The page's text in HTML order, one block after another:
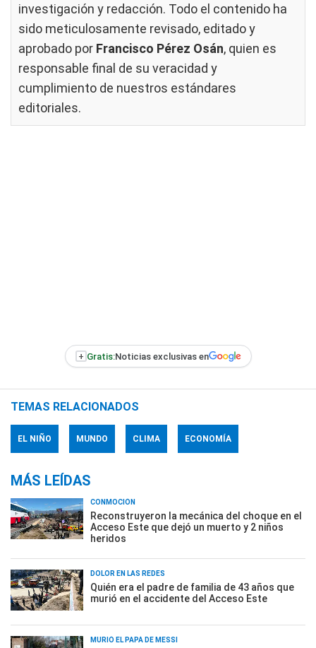
investigación y redacción. Todo el contenido ha
sido meticulosamente revisado, editado y
aprobado por Francisco Pérez Osán, quien es
responsable final de su veracidad y
cumplimiento de nuestros estándares
editoriales.
+ Gratis:Noticias exclusivas en
TEMAS RELACIONADOS
EL NIÑO MUNDO CLIMA ECONOMÍA
MÁS LEÍDAS
CONMOCIÓN
Reconstruyeron la mecánica del choque en el
Acceso Este que dejó un muerto y 2 niños
heridos
DOLOR EN LAS REDES
Quién era el padre de familia de 43 años que
murió en el accidente del Acceso Este
MURIÓ EL PAPÁ DE MESSI